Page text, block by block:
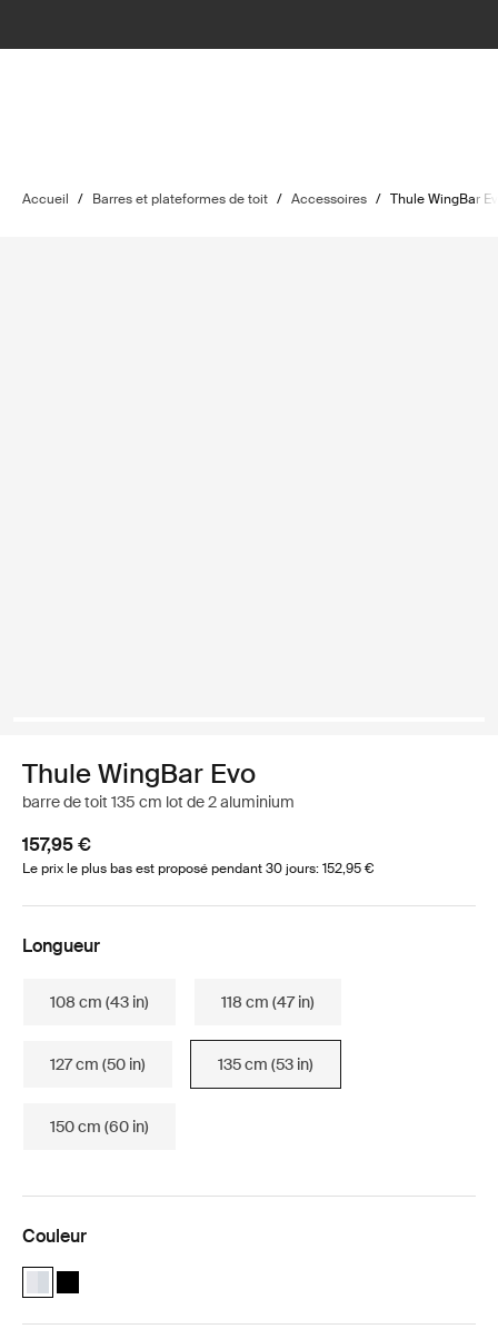
Accueil / Barres et plateformes de toit / Accessoires / Thule WingBar
Thule WingBar Evo
barre de toit 135 cm lot de 2 aluminium
157,95 €
Le prix le plus bas est proposé pendant 30 jours: 152,95 €
Longueur
108 cm (43 in) 118 cm (47 in)
127 cm (50 in) 135 cm (53 in)
150 cm (60 in)
Couleur
Thule Wingbar Evo 135 Aluminium (selected)
Thule Wingbar Evo 135 Noir